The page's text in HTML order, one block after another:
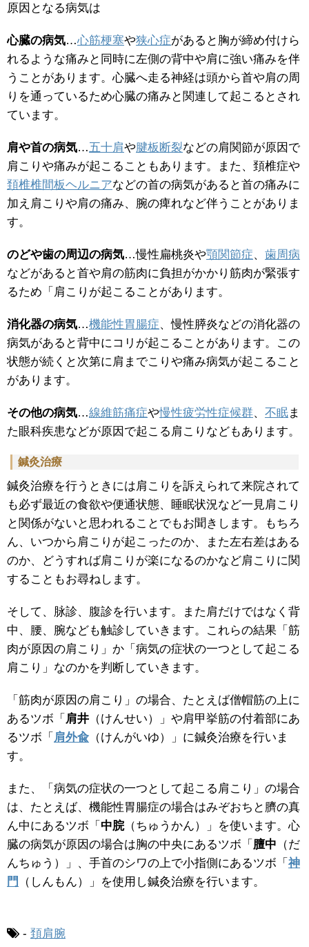
原因となる病気は
心臓の病気…心筋梗塞や狭心症があると胸が締め付けら
れるような痛みと同時に左側の背中や肩に強い痛みを伴
うことがあります。心臓へ走る神経は頭から首や肩の周
りを通っているため心臓の痛みと関連して起こるとされ
ています。
肩や首の病気…五十肩や腱板断裂などの肩関節が原因で
肩こりや痛みが起こることもあります。また、頚椎症や
頚椎椎間板ヘルニアなどの首の病気があると首の痛みに
加え肩こりや肩の痛み、腕の痺れなど伴うことがありま
す。
のどや歯の周辺の病気…慢性扁桃炎や顎関節症、 歯周病
などがあると首や肩の筋肉に負担がかかり筋肉が緊張す
るため「肩こりが起こることがあります。
消化器の病気…機能性胃腸症、慢性膵炎などの消化器の
病気があると背中にコリが起こることがあります。この
状態が続くと次第に肩までこりや痛み病気が起こること
があります。
その他の病気…線維筋痛症や慢性疲労性症候群、 不眠ま
た眼科疾患などが原因で起こる肩こりなどもあります。
鍼灸治療
鍼灸治療を行うときには肩こりを訴えられて来院されて
も必ず最近の食欲や便通状態、睡眠状況など一見肩こり
と関係がないと思われることでもお聞きします。もちろ
ん、いつから肩こりが起こったのか、また左右差はある
のか、どうすれば肩こりが楽になるのかなど肩こりに関
することもお尋ねします。
そして、脉診、腹診を行います。また肩だけではなく背
中、腰、腕なども触診していきます。これらの結果「筋
肉が原因の肩こり」か「病気の症状の一つとして起こる
肩こり」なのかを判断していきます。
「筋肉が原因の肩こり」の場合、たとえば僧帽筋の上に
あるツボ「 肩井 （けんせい）」や肩甲挙筋の付着部にあ
るツボ「 肩外兪 （けんがいゆ）」に鍼灸治療を行いま
す。
また、「病気の症状の一つとして起こる肩こり」の場合
は、たとえば、機能性胃腸症の場合はみぞおちと臍の真
ん中にあるツボ「 中脘（ちゅうかん）」を使います。心
臓の病気が原因の場合は胸の中央にあるツボ「 膻中 （だ
んちゅう）」、手首のシワの上で小指側にあるツボ「 神
門
（しんもん）」を使用し鍼灸治療を行います。
- 頚肩腕